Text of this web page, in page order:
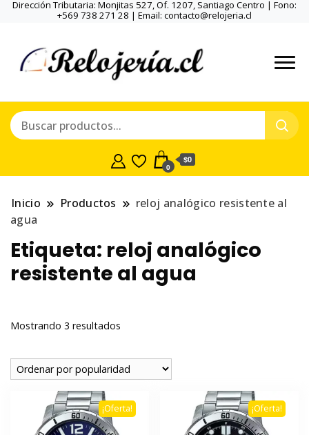
Dirección Tributaria: Monjitas 527, Of. 1207, Santiago Centro | Fono:
+569 738 271 28 | Email: contacto@relojeria.cl
0
$0
Inicio Productos
reloj analógico resistente al
agua
Etiqueta: reloj analógico
resistente al agua
Mostrando 3 resultados
popularidad
¡Oferta! ¡Oferta!